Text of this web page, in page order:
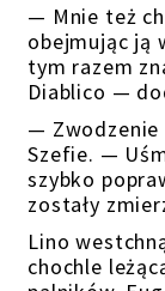
— Mnie też
obejmując ją
tym razem
Diablico —
— Zwodzenie
Szefie. —
szybko
zostały
Lino
chochle